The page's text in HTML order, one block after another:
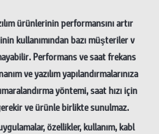
ürünlerinin performansını artır
kullanımından bazı müşteriler v
Performans ve saat frekans
ve yazılım yapılandırmalarınıza
yöntemi, saat hızı için
ve ürünle birlikte sunulmaz.
özellikler, kullanım, kabl